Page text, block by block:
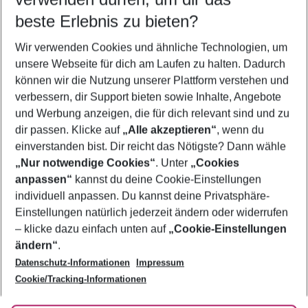
5-8 Nächte
2 Erwachsene Keine Kinder
Mehr Filter anzeigen
Footer
Footer navigation
Über uns
AGB
Bestpreisgarantie
Cookie-Einstellungen ändern
Cookie-Richtlinie
Agenturbetreuung
Barrierefreies Reisen
Folge uns
beste Erlebnis zu bieten?
Wir verwenden Cookies und ähnliche Technologien, um
unsere Webseite für dich am Laufen zu halten. Dadurch
können wir die Nutzung unserer Plattform verstehen und
verbessern, dir Support bieten sowie Inhalte, Angebote
und Werbung anzeigen, die für dich relevant sind und zu
dir passen. Klicke auf „Alle akzeptieren“, wenn du
einverstanden bist. Dir reicht das Nötigste? Dann wähle
„Nur notwendige Cookies“. Unter „Cookies
anpassen“ kannst du deine Cookie-Einstellungen
individuell anpassen. Du kannst deine Privatsphäre-
Einstellungen natürlich jederzeit ändern oder widerrufen
– klicke dazu einfach unten auf „Cookie-Einstellungen
ändern“.
Datenschutz-Informationen
Impressum
Cookie/Tracking-Informationen